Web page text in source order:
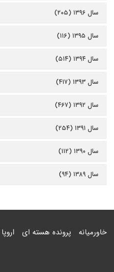
سال ۱۳۹۶ (۲۰۵)
سال ۱۳۹۵ (۱۱۶)
سال ۱۳۹۴ (۵۱۴)
سال ۱۳۹۳ (۴۱۷)
سال ۱۳۹۲ (۴۶۷)
سال ۱۳۹۱ (۲۵۴)
سال ۱۳۹۰ (۱۱۲)
سال ۱۳۸۹ (۹۴)
خاورمیانه پرونده هسته ای اروپا